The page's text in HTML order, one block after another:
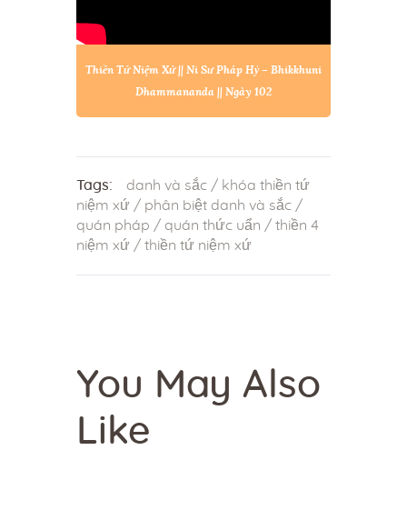
Thiền Tứ Niệm Xứ || Ni Sư Pháp Hỷ – Bhikkhuni
Dhammananda || Ngày 102
Tags: danh và sắc/ khóa thiền tứ
niệm xứ / phân biệt danh và sắc /
quán pháp / quán thức uẩn / thiền 4
niệm xứ / thiền tứ niệm xứ
You May Also
Like